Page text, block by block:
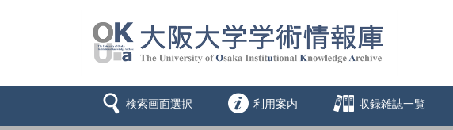
検索画面選択 利用案内 収録雑誌一覧